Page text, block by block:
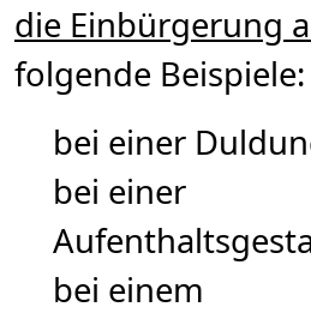
die Einbürgerung
folgende Beispiele:
bei einer
bei einer
bei einem